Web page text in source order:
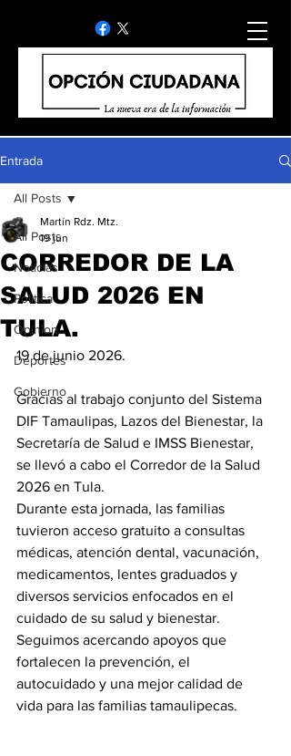
Entrada
All Posts
Noticias
Politica
Opinion
Deportes
Gobierno
All Posts
CORREDOR DE LA
SALUD 2026 EN
TULA.
Martín Rdz. Mtz.
19 jun
19 de junio 2026.
Gracias al trabajo conjunto del Sistema
DIF Tamaulipas, Lazos del Bienestar, la
Secretaría de Salud e IMSS Bienestar,
se llevó a cabo el Corredor de la Salud
2026 en Tula.
Durante esta jornada, las familias
tuvieron acceso gratuito a consultas
médicas, atención dental, vacunación,
medicamentos, lentes graduados y
diversos servicios enfocados en el
cuidado de su salud y bienestar.
Seguimos acercando apoyos que
fortalecen la prevención, el
autocuidado y una mejor calidad de
vida para las familias tamaulipecas.